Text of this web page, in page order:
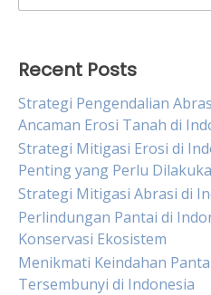
for:
Recent Posts
Strategi Pengendalian
Ancaman Erosi Tanah di
Strategi Mitigasi Erosi di
Penting yang Perlu
Strategi Mitigasi Abrasi di
Perlindungan Pantai di
Konservasi Ekosistem
Menikmati Keindahan
Tersembunyi di Indonesia